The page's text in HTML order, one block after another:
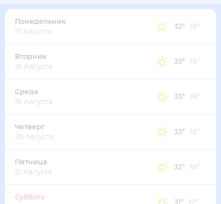
Понедельник
17 Августа
32° 18°
Вторник
18 Августа
33° 18°
Среда
19 Августа
33° 18°
Четверг
20 Августа
33° 18°
Пятница
21 Августа
32° 18°
Суббота
31° 17°